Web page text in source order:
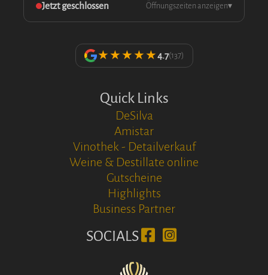
Jetzt geschlossen Öffnungszeiten anzeigen▾
★★★★★4.7(137)
Quick Links
DeSilva
Amistar
Vinothek - Detailverkauf
Weine & Destillate online
Gutscheine
Highlights
Business Partner
SOCIALS